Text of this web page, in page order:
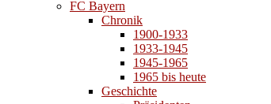
FC Bayern
Chronik
1900-1933
1933-1945
1945-1965
1965 bis heute
Geschichte